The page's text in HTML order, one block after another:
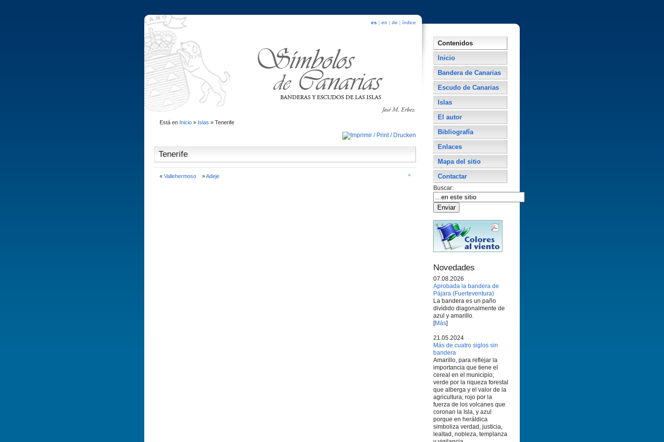
es | en | de | índice
Está en Inicio» Islas » Tenerife
Tenerife
« Vallehermoso»Adeje ^
Contenidos
Inicio
Bandera de Canarias
Escudo de Canarias
Islas
El autor
Bibliografí­a
Enlaces
Mapa del sitio
Contactar
Buscar:
Novedades
07.08.2026
Aprobada la bandera de
Pájara (Fuerteventura)
La bandera es un paño
dividido diagonalmente de
azul y amarillo.
[Más]
21.05.2024
Más de cuatro siglos sin
bandera
Amarillo, para reflejar la
importancia que tiene el
cereal en el municipio;
verde por la riqueza forestal
que alberga y el valor de la
agricultura; rojo por la
fuerza de los volcanes que
coronan la Isla, y azul
porque en heráldica
simboliza verdad, justicia,
lealtad, nobleza, templanza